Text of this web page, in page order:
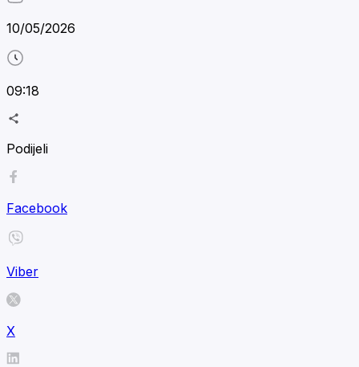
10/05/2026
09:18
Podijeli
Facebook
Viber
X